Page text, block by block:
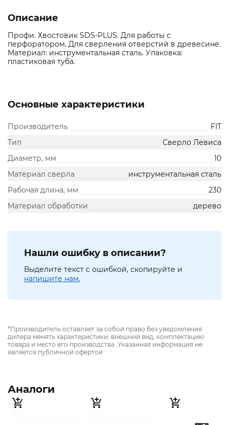
Описание
Профи. Хвостовик SDS-PLUS. Для работы с
перфоратором. Для сверления отверстий в древесине.
Материал: инструментальная сталь. Упаковка:
пластиковая туба.
Основные характеристики
Производитель
FIT
Тип
Сверло Левиса
Диаметр, мм
10
Материал сверла
инструментальная сталь
Рабочая длина, мм
230
Материал обработки
дерево
Нашли ошибку в описании?
Выделите текст с ошибкой, скопируйте и
напишите нам.
*Производитель оставляет за собой право без уведомления
дилера менять характеристики, внешний вид, комплектацию
товара и место его производства. Указанная информация не
является публичной офертой
Аналоги